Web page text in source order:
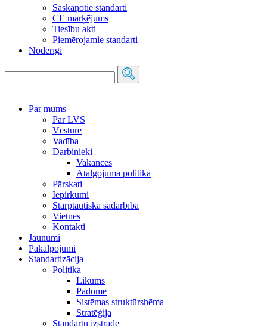
Saskaņotie standarti
CE marķējums
Tiesību akti
Piemērojamie standarti
Noderīgi
Par mums
Par LVS
Vēsture
Vadība
Darbinieki
Vakances
Atalgojuma politika
Pārskati
Iepirkumi
Starptautiskā sadarbība
Vietnes
Kontakti
Jaunumi
Pakalpojumi
Standartizācija
Politika
Likums
Padome
Sistēmas struktūrshēma
Stratēģija
Standartu izstrāde